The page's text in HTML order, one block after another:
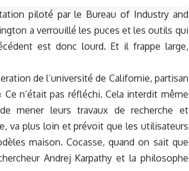
piloté par le Bureau of Industry and
a verrouillé les puces et les outils qui
est donc lourd. Et il frappe large,
de l’université de Californie, partisan
n’était pas réfléchi. Cela interdit même
mener leurs travaux de recherche et
va plus loin et prévoit que les utilisateurs
maison. Cocasse, quand on sait que
Andrej Karpathy et la philosophe